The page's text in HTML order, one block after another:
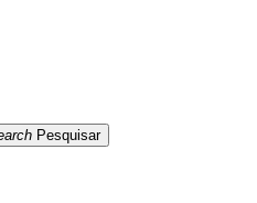
Pesquisar